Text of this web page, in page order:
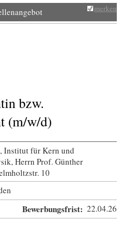
merken
bzw.
(m/w/d)
Institut für Kern und
Herrn Prof. Günther
10
Bewerbungsfrist: 22.04.26